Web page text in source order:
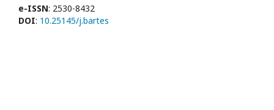
e-ISSN: 2530-8432
DOI: 10.25145/j.bartes